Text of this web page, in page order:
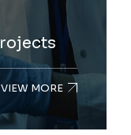
VIEW MORE